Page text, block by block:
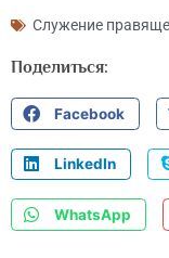
Служение
Поделиться:
Facebook
LinkedIn
WhatsApp